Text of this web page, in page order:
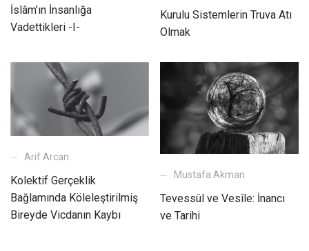
İslâm’ın İnsanlığa
Vadettikleri -I-
Kurulu Sistemlerin Truva Atı
Olmak
Arif Arcan
Kolektif Gerçeklik
Bağlamında Köleleştirilmiş
Bireyde Vicdanın Kaybı
Mustafa Akman
Tevessül ve Vesîle: İnancı
ve Tarihi